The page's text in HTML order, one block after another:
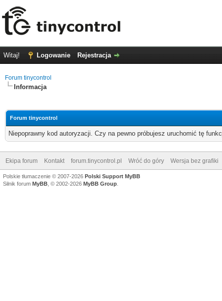
Witaj! Logowanie Rejestracja
Forum tinycontrol
Informacja
Forum tinycontrol
Niepoprawny kod autoryzacji. Czy na pewno próbujesz uruchomić tę
Ekipa forum Kontakt forum.tinycontrol.pl Wróć do góry Wersja bez grafiki
Polskie tłumaczenie © 2007-2026 Polski Support MyBB
Silnik forum MyBB , © 2002-2026 MyBB Group